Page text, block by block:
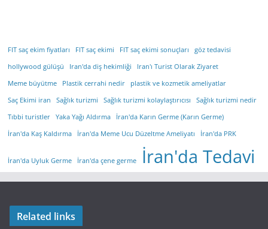
FIT saç ekim fiyatları FIT saç ekimi FIT saç ekimi sonuçları
göz tedavisi
hollywood gülüşü
Iran'da diş hekimliği
Iran'ı Turist Olarak Ziyaret
Meme büyütme
Plastik cerrahi nedir
plastik ve kozmetik ameliyatlar
Saç Ekimi iran
Sağlık turizmi Sağlık turizmi kolaylaştırıcısı
Sağlık turizmi nedir
Tıbbi turistler
Yaka Yağı Aldırma
İran'da Karın Germe (Karın Germe)
İran'da Kaş Kaldırma
İran'da Meme Ucu Düzeltme Ameliyatı İran'da PRK
İran'da Uyluk Germe İran'da çene germe İran'da Tedavi
Related links